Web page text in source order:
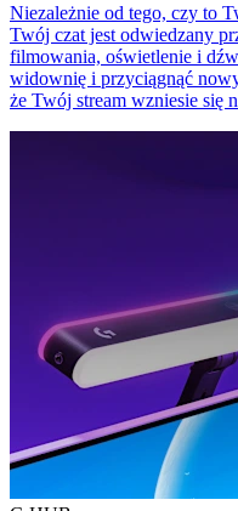
Niezależnie od tego, czy to
Twój czat jest odwiedzany
filmowania, oświetlenie i
widownię i przyciągnąć
że Twój stream wzniesie się